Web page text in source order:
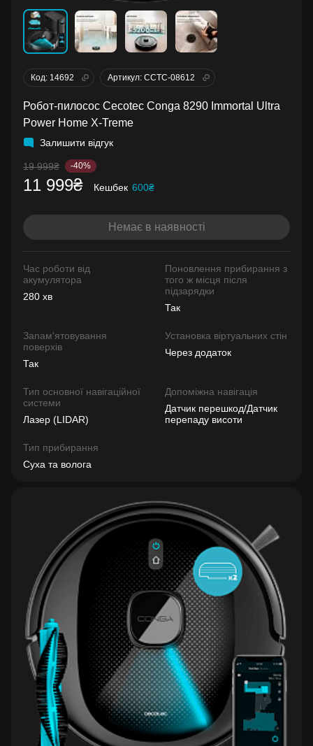
Код: 14692 Артикул: CCTC-08612
Робот-пилосос Cecotec Conga 8290 Immortal Ultra
Power Home X-Treme
Залишити відгук
19 999₴ -40%
11 999₴ Кешбек 600₴
Немає в наявності
Час роботи від
акумулятора
280 хв
Поновлення прибирання з
того ж місця після
підзарядки
Так
Запам'ятовування
поверхів
Так
Установка віртуальних стін
Через додаток
Тип основної навігаційної
системи
Лазер (LIDAR)
Допоміжна навігація
Датчик перешкод/Датчик
перепаду висоти
Тип прибирання
Суха та волога